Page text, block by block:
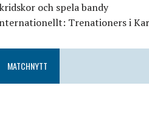
och spela bandy
Trenationers i
MATCHNYTT